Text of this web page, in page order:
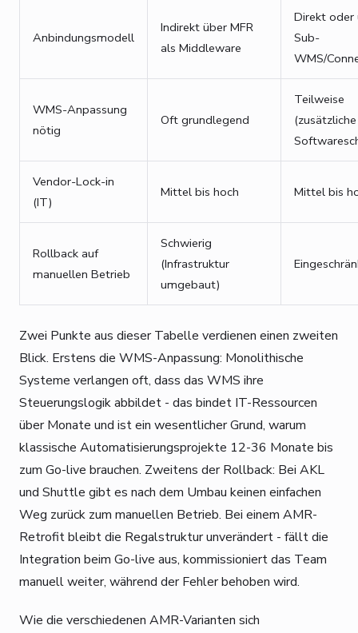
Anbindungsmodell
Indirekt über MFR
als Middleware
Direkt oder
Sub-
WMS/
WMS-Anpassung
nötig
Oft grundlegend
Teilweise
(zusätzliche
Vendor-Lock-in
(IT)
Mittel bis hoch Mittel bis
Rollback auf
manuellen Betrieb
Schwierig
(Infrastruktur
umgebaut)
Zwei Punkte aus dieser Tabelle verdienen einen zweiten
Blick. Erstens die WMS-Anpassung: Monolithische
Systeme verlangen oft, dass das WMS ihre
Steuerungslogik abbildet - das bindet IT-Ressourcen
über Monate und ist ein wesentlicher Grund, warum
klassische Automatisierungsprojekte 12-36 Monate bis
zum Go-live brauchen. Zweitens der Rollback: Bei AKL
und Shuttle gibt es nach dem Umbau keinen einfachen
Weg zurück zum manuellen Betrieb. Bei einem AMR-
Retrofit bleibt die Regalstruktur unverändert - fällt die
Integration beim Go-live aus, kommissioniert das Team
manuell weiter, während der Fehler behoben wird.
Wie die verschiedenen AMR-Varianten sich